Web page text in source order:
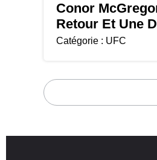
Conor
Retour Et Une
Catégorie : UFC